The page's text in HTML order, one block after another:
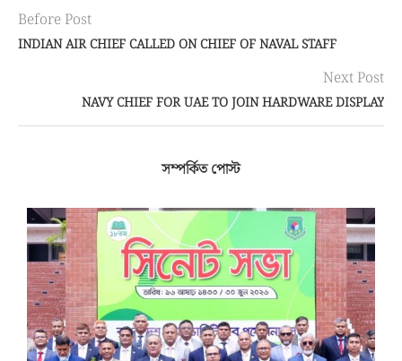
Before Post
INDIAN AIR CHIEF CALLED ON CHIEF OF NAVAL STAFF
Next Post
NAVY CHIEF FOR UAE TO JOIN HARDWARE DISPLAY
সম্পর্কিত পোস্ট